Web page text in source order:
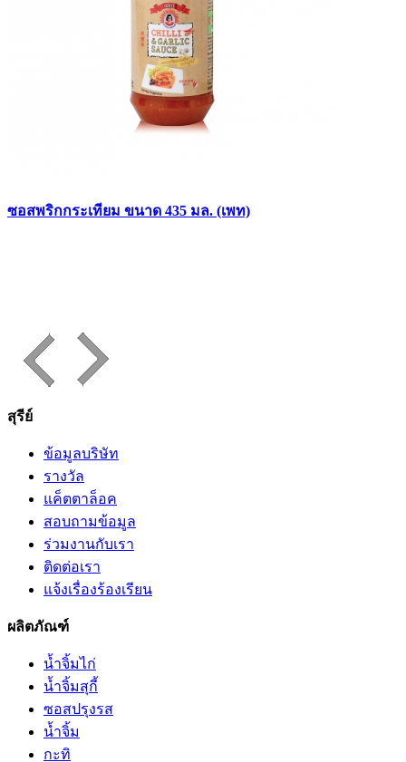
ซอสพริกกระเทียม ขนาด 435 มล. (เพท)
สุรีย์
ข้อมูลบริษัท
รางวัล
แค็ตตาล็อค
สอบถามข้อมูล
ร่วมงานกับเรา
ติดต่อเรา
แจ้งเรื่องร้องเรียน
ผลิตภัณฑ์
น้ำจิ้มไก่
น้ำจิ้มสุกี้
ซอสปรุงรส
น้ำจิ้ม
กะทิ